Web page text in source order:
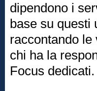
dipendono i
base su questi
raccontando
chi ha la
Focus dedicati.